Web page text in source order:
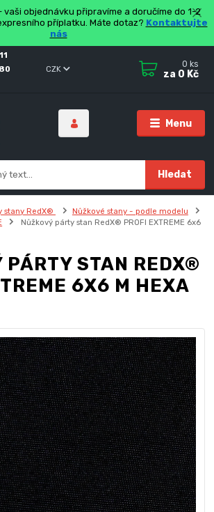
vaši objednávku připravíme a doručíme do 1-2
příplatku. Máte dotaz? Kontaktujte
nás
Menu
CZK
Hledat
0 ks
za 0 Kč
stany RedX®
Nůžkové stany - podle modelu
Nůžkový párty stan RedX® PROFI EXTREME 6x6
PÁRTY STAN REDX®
6X6 M HEXA